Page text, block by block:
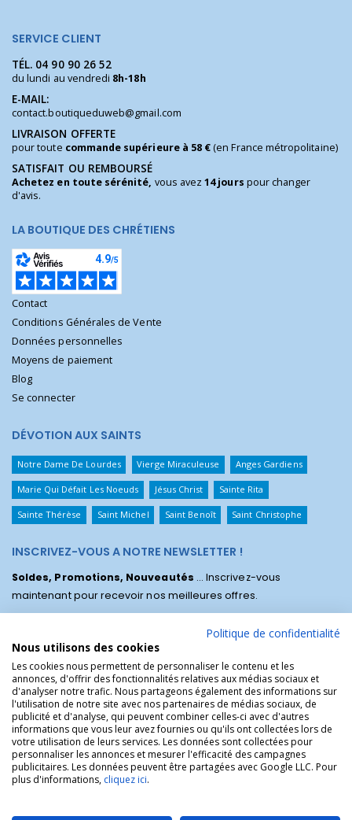
SERVICE CLIENT
TÉL. 04 90 90 26 52
du lundi au vendredi 8h-18h
E-MAIL:
contact.boutiqueduweb@gmail.com
LIVRAISON OFFERTE
pour toute commande supérieure à 58 €(en France métropolitaine)
SATISFAIT OU REMBOURSÉ
Achetez en toute sérénité, vous avez14 jours pour changer
d'avis.
LA BOUTIQUE DES CHRÉTIENS
Contact
Conditions Générales de Vente
Données personnelles
Moyens de paiement
Blog
Se connecter
DÉVOTION AUX SAINTS
Notre Dame De Lourdes Vierge Miraculeuse Anges Gardiens
Marie Qui Défait Les Noeuds Jésus Christ Sainte Rita
Sainte Thérèse Saint Michel Saint Benoît Saint Christophe
INSCRIVEZ-VOUS A NOTRE NEWSLETTER !
Soldes, Promotions, Nouveautés ... Inscrivez-vous
maintenant pour recevoir nos meilleures offres.
La Boutique des Chrétiens © | La boutique religieuse chrétienne de
référence !.
Politique de confidentialité
Nous utilisons des cookies
Les cookies nous permettent de personnaliser le contenu et les
annonces, d'offrir des fonctionnalités relatives aux médias sociaux et
d'analyser notre trafic. Nous partageons également des informations sur
l'utilisation de notre site avec nos partenaires de médias sociaux, de
publicité et d'analyse, qui peuvent combiner celles-ci avec d'autres
informations que vous leur avez fournies ou qu'ils ont collectées lors de
votre utilisation de leurs services. Les données sont collectées pour
personnaliser les annonces et mesurer l'efficacité des campagnes
publicitaires. Les données peuvent être partagées avec Google LLC. Pour
plus d'informations, cliquez ici.